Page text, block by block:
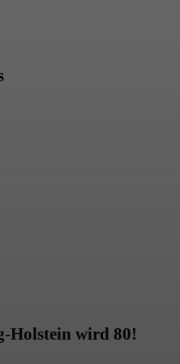
Holstein wird 80!